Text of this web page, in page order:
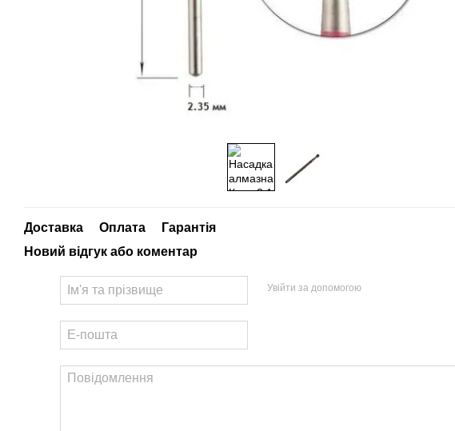
Доставка Оплата
Гарантія
Новий відгук або коментар
Увійти за допомогою